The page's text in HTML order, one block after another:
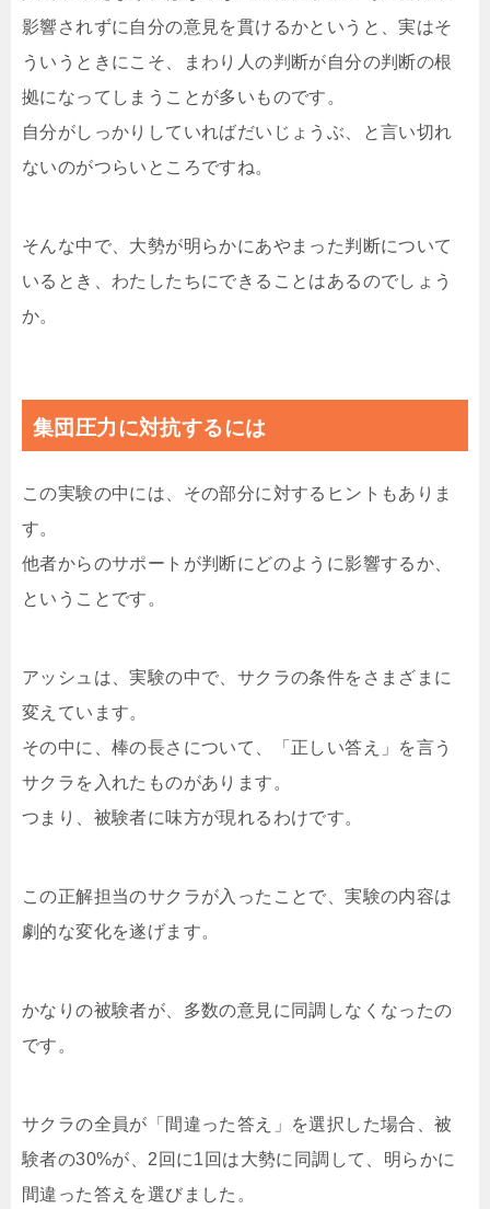
影響されずに自分の意見を貫けるかというと、実はそ
ういうときにこそ、まわり人の判断が自分の判断の根
拠になってしまうことが多いものです。
自分がしっかりしていればだいじょうぶ、と言い切れ
ないのがつらいところですね。
そんな中で、大勢が明らかにあやまった判断について
いるとき、わたしたちにできることはあるのでしょう
か。
集団圧力に対抗するには
この実験の中には、その部分に対するヒントもありま
す。
他者からのサポートが判断にどのように影響するか、
ということです。
アッシュは、実験の中で、サクラの条件をさまざまに
変えています。
その中に、棒の長さについて、「正しい答え」を言う
サクラを入れたものがあります。
つまり、被験者に味方が現れるわけです。
この正解担当のサクラが入ったことで、実験の内容は
劇的な変化を遂げます。
かなりの被験者が、多数の意見に同調しなくなったの
です。
サクラの全員が「間違った答え」を選択した場合、被
験者の30%が、2回に1回は大勢に同調して、明らかに
間違った答えを選びました。